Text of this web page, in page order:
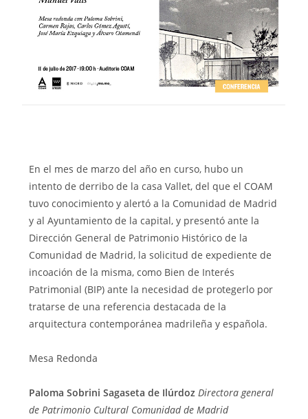
En el mes de marzo del año en curso, hubo un
intento de derribo de la casa Vallet, del que el COAM
tuvo conocimiento y alertó a la Comunidad de Madrid
y al Ayuntamiento de la capital, y presentó ante la
Dirección General de Patrimonio Histórico de la
Comunidad de Madrid, la solicitud de expediente de
incoación de la misma, como Bien de Interés
Patrimonial (BIP) ante la necesidad de protegerlo por
tratarse de una referencia destacada de la
arquitectura contemporánea madrileña y española.
Mesa Redonda
Paloma Sobrini Sagaseta de Ilúrdoz Directora general
de Patrimonio Cultural Comunidad de Madrid